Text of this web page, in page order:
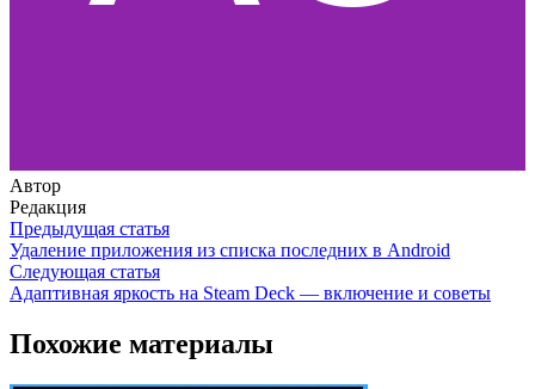
Автор
Редакция
Предыдущая статья
Удаление приложения из списка последних в Android
Следующая статья
Адаптивная яркость на Steam Deck — включение и советы
Похожие материалы